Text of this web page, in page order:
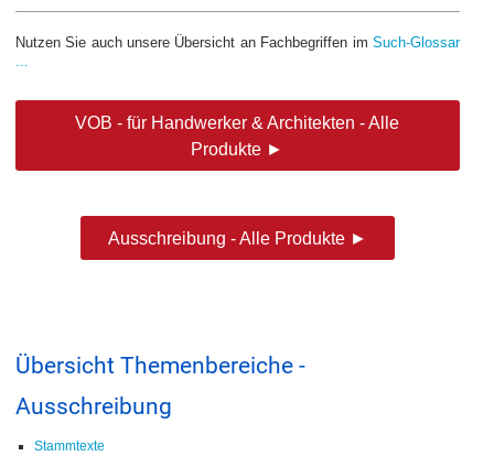
Nutzen Sie auch unsere Übersicht an Fachbegriffen im Such-Glossar
...
VOB - für Handwerker & Architekten - Alle
Produkte ►
Ausschreibung - Alle Produkte ►
Übersicht Themenbereiche -
Ausschreibung
Stammtexte